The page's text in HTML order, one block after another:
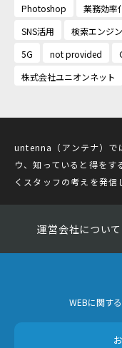
Photoshop
業務効率
SNS活用
検索エンジン
5G
not provided
株式会社ユニオンネット
untenna（アンテナ）で
ウ、知っていると得を
くスタッフの考えを発信
運営会社について
WEBに関す